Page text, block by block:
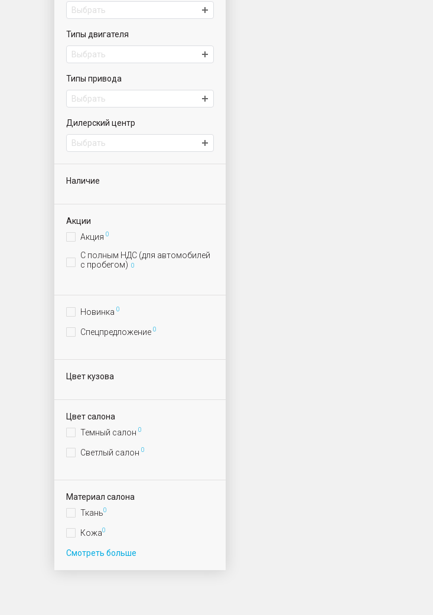
Выбрать
Типы двигателя
Выбрать
Типы привода
Выбрать
Дилерский центр
Выбрать
Наличие
Акции
Акция 0
С полным НДС (для автомобилей
с пробегом) 0
Новинка 0
Спецпредложение 0
Цвет кузова
Цвет салона
Темный салон 0
Светлый салон 0
Материал салона
Ткань0
Кожа0
Смотреть больше